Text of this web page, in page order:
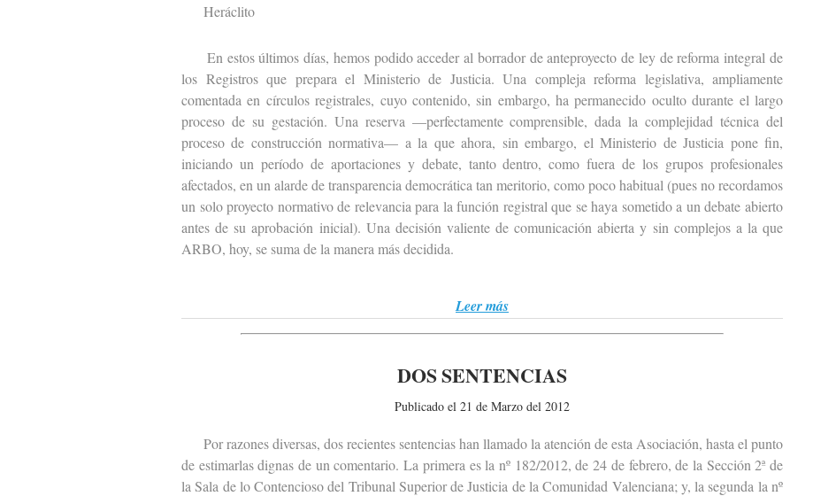
Heráclito
En estos últimos días, hemos podido acceder al borrador de anteproyecto de ley de reforma integral de
los Registros que prepara el Ministerio de Justicia. Una compleja reforma legislativa, ampliamente
comentada en círculos registrales, cuyo contenido, sin embargo, ha permanecido oculto durante el largo
proceso de su gestación. Una reserva —perfectamente comprensible, dada la complejidad técnica del
proceso de construcción normativa— a la que ahora, sin embargo, el Ministerio de Justicia pone fin,
iniciando un período de aportaciones y debate, tanto dentro, como fuera de los grupos profesionales
afectados, en un alarde de transparencia democrática tan meritorio, como poco habitual (pues no recordamos
un solo proyecto normativo de relevancia para la función registral que se haya sometido a un debate abierto
antes de su aprobación inicial). Una decisión valiente de comunicación abierta y sin complejos a la que
ARBO, hoy, se suma de la manera más decidida.
Leer más
DOS SENTENCIAS
Publicado el 21 de Marzo del 2012
Por razones diversas, dos recientes sentencias han llamado la atención de esta Asociación, hasta el punto
de estimarlas dignas de un comentario. La primera es la nº 182/2012, de 24 de febrero, de la Sección 2ª de
la Sala de lo Contencioso del Tribunal Superior de Justicia de la Comunidad Valenciana; y, la segunda la nº